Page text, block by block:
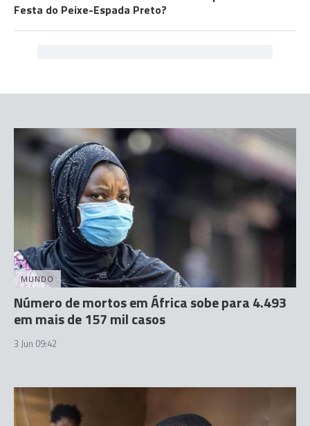
Festa do Peixe-Espada Preto?
MUNDO
Número de mortos em África sobe para 4.493
em mais de 157 mil casos
3 Jun 09:42